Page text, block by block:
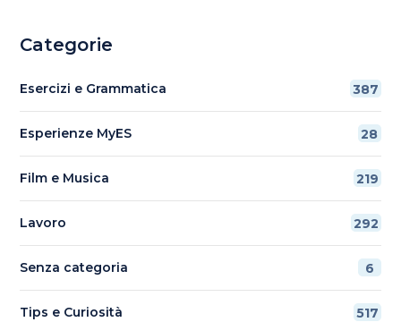
Categorie
Esercizi e Grammatica 387
Esperienze MyES 28
Film e Musica 219
Lavoro 292
Senza categoria 6
Tips e Curiosità 517